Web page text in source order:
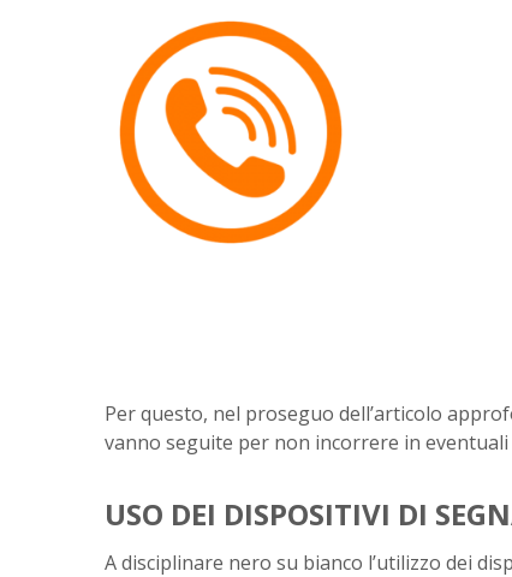
Per questo, nel proseguo dell’articolo
vanno seguite per non incorrere in eventuali
USO DEI DISPOSITIVI DI
A disciplinare nero su bianco l’utilizzo dei